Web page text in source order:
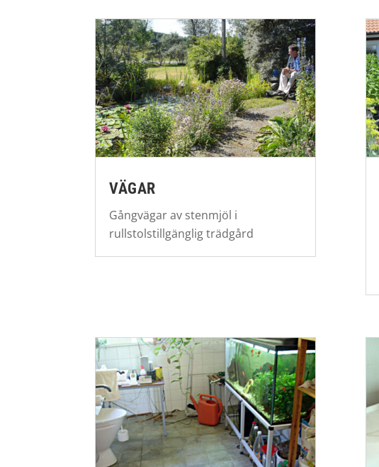
VÄGAR
Gångvägar av stenmjöl i
rullstolstillgänglig trädgård